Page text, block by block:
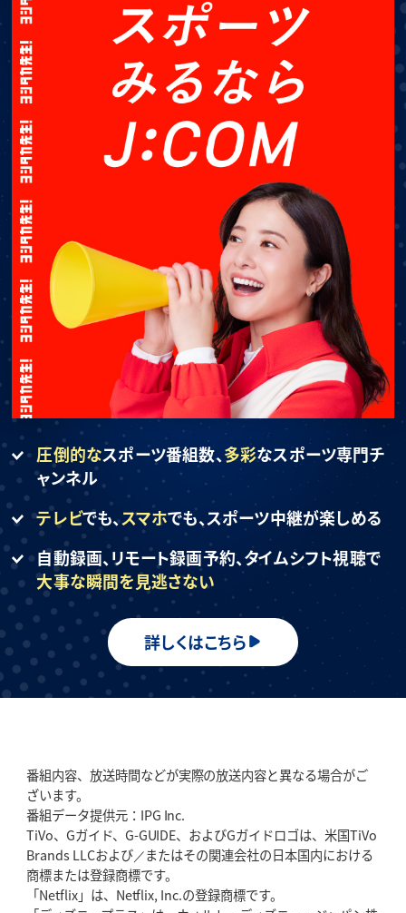
圧倒的なスポーツ番組数、多彩なスポーツ専門チ
ャンネル
テレビでも、スマホでも、スポーツ中継が楽しめる
自動録画、リモート録画予約、タイムシフト視聴で
大事な瞬間を見逃さない
詳しくはこちら
番組内容、放送時間などが実際の放送内容と異なる場合がご
ざいます。
番組データ提供元：IPG Inc.
TiVo、Gガイド、G-GUIDE、およびGガイドロゴは、米国TiVo
Brands LLCおよび／またはその関連会社の日本国内における
商標または登録商標です。
「Netflix」は、Netflix, Inc.の登録商標です。